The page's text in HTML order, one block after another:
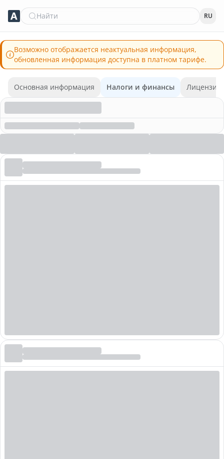
Найти RU
Возможно отображается неактуальная информация,
обновленная информация доступна в платном тарифе.
Основная информация Налоги и финансы Лицензии